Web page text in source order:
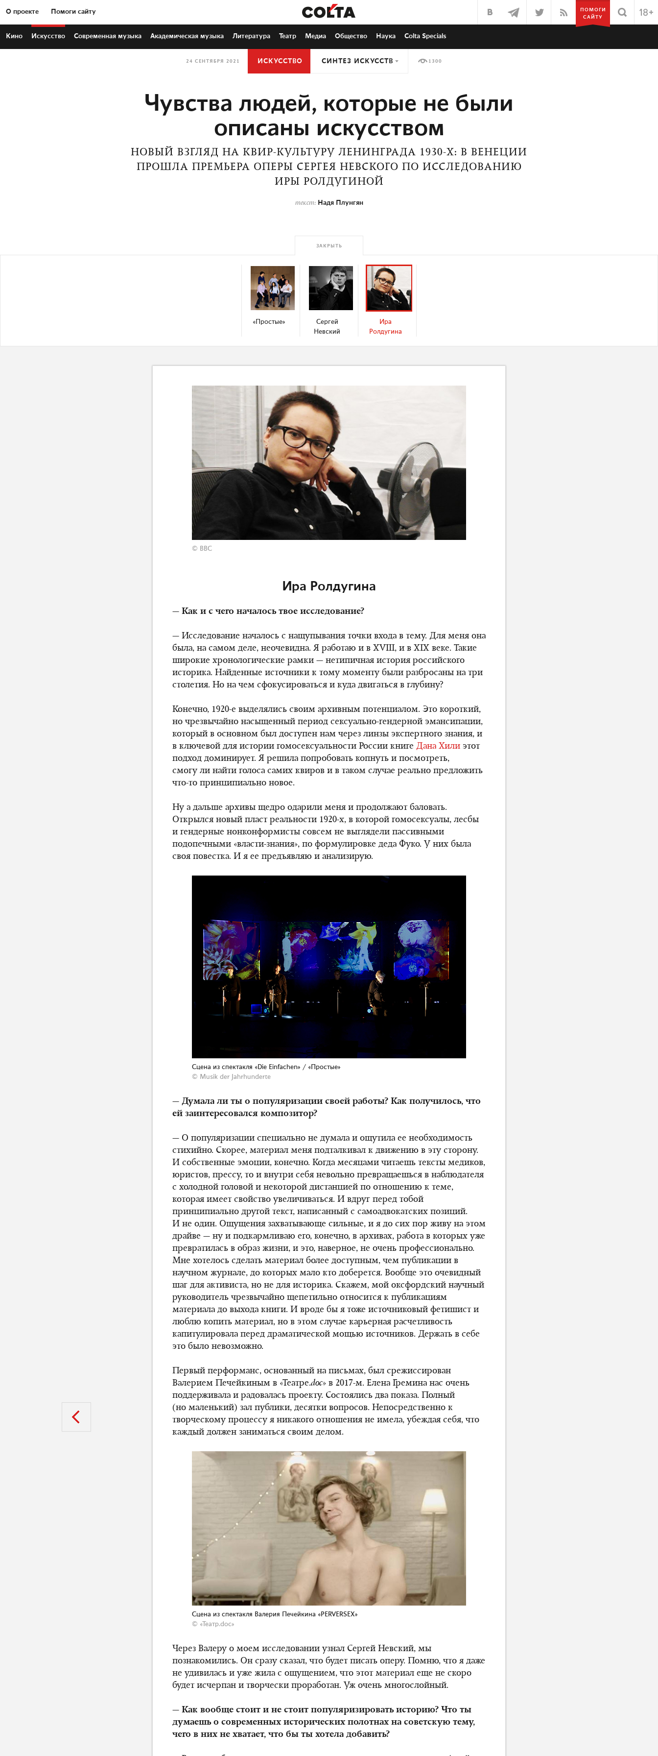
О проекте Помоги сайту
ПОМОГИ
САЙТУ
Кино Искусство Современная музыка Академическая музыка Литература Театр Медиа Общество Наука Colta Specials
24 СЕНТЯБРЯ 2021 ИСКУССТВО СИНТЕЗ ИСКУССТВ 1300
Чувства людей, которые не были
описаны искусством
НОВЫЙ ВЗГЛЯД НА КВИР-КУЛЬТУРУ ЛЕНИНГРАДА 1930-Х: В ВЕНЕЦИИ
ПРОШЛА ПРЕМЬЕРА ОПЕРЫ СЕРГЕЯ НЕВСКОГО ПО ИССЛЕДОВАНИЮ
ИРЫ РОЛДУГИНОЙ
текст: Надя Плунгян
ЗАКРЫТЬ
«Простые»
Сергей
Невский
Ира
Ролдугина
© BBC
Ира Ролдугина
— Как и с чего началось твое исследование?
— Исследование началось с нащупывания точки входа в тему. Для меня она
была, на самом деле, неочевидна. Я работаю и в XVIII, и в XIX веке. Такие
широкие хронологические рамки — нетипичная история российского
историка. Найденные источники к тому моменту были разбросаны на три
столетия. Но на чем сфокусироваться и куда двигаться в глубину?
Конечно, 1920-е выделялись своим архивным потенциалом. Это короткий,
но чрезвычайно насыщенный период сексуально-гендерной эмансипации,
который в основном был доступен нам через линзы экспертного знания, и
в ключевой для истории гомосексуальности России книге Дана Хили этот
подход доминирует. Я решила попробовать копнуть и посмотреть,
смогу ли найти голоса самих квиров и в таком случае реально предложить
что-то принципиально новое.
Ну а дальше архивы щедро одарили меня и продолжают баловать.
Открылся новый пласт реальности 1920-х, в которой гомосексуалы, лесбы
и гендерные нонконформисты совсем не выглядели пассивными
подопечными «власти-знания», по формулировке деда Фуко. У них была
своя повестка. И я ее предъявляю и анализирую.
Сцена из спектакля «Die Einfachen» / «Простые»
© Musik der Jahrhunderte
— Думала ли ты о популяризации своей работы? Как получилось, что
ей заинтересовался композитор?
— О популяризации специально не думала и ощутила ее необходимость
стихийно. Скорее, материал меня подталкивал к движению в эту сторону.
И собственные эмоции, конечно. Когда месяцами читаешь тексты медиков,
юристов, прессу, то и внутри себя невольно превращаешься в наблюдателя
с холодной головой и некоторой дистанцией по отношению к теме,
которая имеет свойство увеличиваться. И вдруг перед тобой
принципиально другой текст, написанный с самоадвокатских позиций.
И не один. Ощущения захватывающе сильные, и я до сих пор живу на этом
драйве — ну и подкармливаю его, конечно, в архивах, работа в которых уже
превратилась в образ жизни, и это, наверное, не очень профессионально.
Мне хотелось сделать материал более доступным, чем публикации в
научном журнале, до которых мало кто доберется. Вообще это очевидный
шаг для активиста, но не для историка. Скажем, мой оксфордский научный
руководитель чрезвычайно щепетильно относится к публикациям
материала до выхода книги. И вроде бы я тоже источниковый фетишист и
люблю копить материал, но в этом случае карьерная расчетливость
капитулировала перед драматической мощью источников. Держать в себе
это было невозможно.
Первый перформанс, основанный на письмах, был срежиссирован
Валерием Печейкиным в «Театре.doc» в 2017-м. Елена Гремина нас очень
поддерживала и радовалась проекту. Состоялись два показа. Полный
(но маленький) зал публики, десятки вопросов. Непосредственно к
творческому процессу я никакого отношения не имела, убеждая себя, что
каждый должен заниматься своим делом.
Сцена из спектакля Валерия Печейкина «PERVERSEX»
© «Театр.doc»
Через Валеру о моем исследовании узнал Сергей Невский, мы
познакомились. Он сразу сказал, что будет писать оперу. Помню, что я даже
не удивилась и уже жила с ощущением, что этот материал еще не скоро
будет исчерпан и творчески проработан. Уж очень многослойный.
— Как вообще стоит и не стоит популяризировать историю? Что ты
думаешь о современных исторических полотнах на советскую тему,
чего в них не хватает, что бы ты хотела добавить?